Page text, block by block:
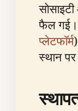
फैल गई।
प्लेटफॉर्म
स्थान